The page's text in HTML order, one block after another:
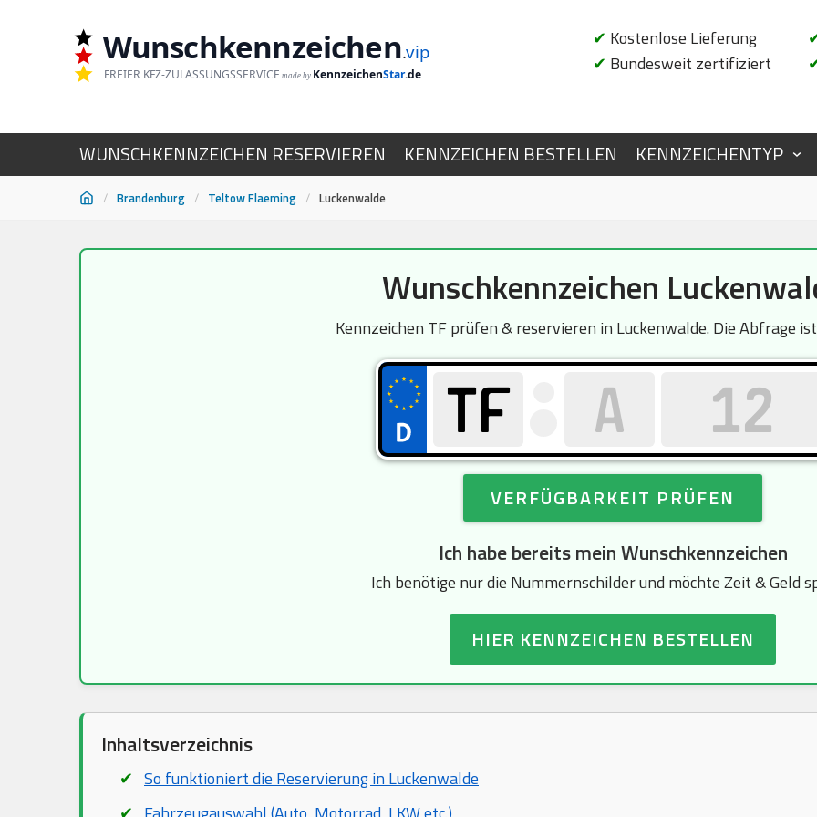
Wunschkennzeichen.vip
FREIER KFZ-ZULASSUNGSSERVICE made by KennzeichenStar.de
✔ Kostenlose Lieferung
✔ Bundesweit zertifiziert
WUNSCHKENNZEICHEN RESERVIEREN KENNZEICHEN BESTELLEN KENNZEICHENTYP
/ Brandenburg / Teltow Flaeming / Luckenwalde
Wunschkennzeichen
Kennzeichen TF prüfen & reservieren in Luckenwalde. Die Abfrage
VERFÜGBARKEIT PRÜFEN
Ich habe bereits mein Wunschkennzeichen
Ich benötige nur die Nummernschilder und möchte Zeit & Geld
HIER KENNZEICHEN BESTELLEN
Inhaltsverzeichnis
So funktioniert die Reservierung in Luckenwalde